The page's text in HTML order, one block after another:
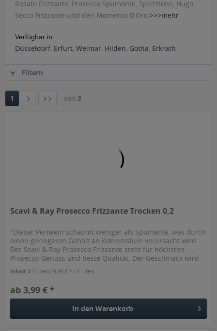
Rosato Frizzante, Prosecco Spumante, Sprizzione, Hugo,
Secco Frizzante und den Momento D'Oro.>>>mehr
Verfügbar in:
Düsseldorf, Erfurt, Weimar, Hilden, Gotha, Erkrath
Filtern
1 von 3
Scavi & Ray Prosecco Frizzante Trocken 0,2
"Dieser Perlwein schäumt weniger als Spumante, was durch
einen geringeren Gehalt an Kohlensäure verursacht wird.
Der Scavi & Ray Prosecco Frizzante steht für höchsten
Prosecco-Genuss und beste Qualität. Der Geschmack wird
Inhalt0.2 Liter(19,95 € * / 1 Liter)
ab 3,99 € *
In den Warenkorb